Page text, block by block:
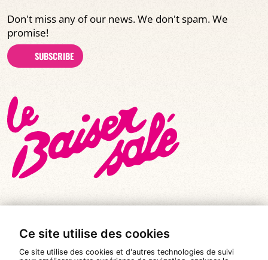
Ce site utilise des cookies
Ce site utilise des cookies et d'autres technologies de suivi
Don't miss any of our news. We don't spam. We
promise!
SUBSCRIBE
© All rights reserved 2026 |
Le Baiser Salé
Legal notices